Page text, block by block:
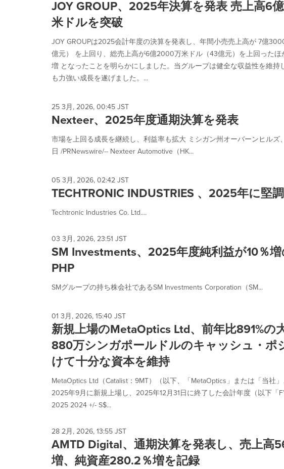
JOY GROUP、2025年決算を発表 売上高6
米ドルを突破
JOY GROUPは2025会計年度の決算を発表し、年間小売売上高が 7億
億元） を上回り、総売上高が6億2000万米ドル（43億元）を上回ったほ
増 となったことを明らかにしました。当グループは健全な収益性を維持
も力強い成長を遂げました。...
25 3月, 2026, 00:45 JST
Nexteer、2025年度通期決算を発表
市場を上回る成長を継続し、利益率も拡大 ミシガン州オーバーンヒルズ
日 /PRNewswire/-- Nexteer Automotive（HK...
05 3月, 2026, 02:42 JST
TECHTRONIC INDUSTRIES 、2025年に堅
Techtronic Industries Co. Ltd....
03 3月, 2026, 23:51 JST
SM Investments、2025年度純利益が10％
PHP
SMグループの持ち株会社であるSM Investments Corporation（SM...
01 3月, 2026, 15:40 JST
新規上場のMetaOptics Ltd、前年比891%の
880万シンガポールドルのキャッシュ・ポ
けて十分な資本を維持
MetaOptics Ltd（Catalist：9MT）（以下、「MetaOptics」または「当社
2025年9月に新規上場し、2025年12月31日に終了した会計年度（以下「
2025 2024 +/- S$...
28 2月, 2026, 13:55 JST
AMTD Digital、通期決算を発表し、売上高
増、純資産280.2％増を記録